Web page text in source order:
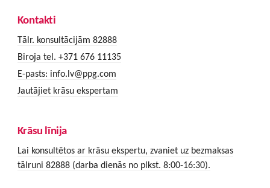
Kontakti
Tālr. konsultācijām 82888
Biroja tel. +371 676 11135
E-pasts: info.lv@ppg.com
Jautājiet krāsu ekspertam
Krāsu līnija
Lai konsultētos ar krāsu ekspertu, zvaniet uz bezmaksas
tālruni 82888 (darba dienās no plkst. 8:00-16:30).